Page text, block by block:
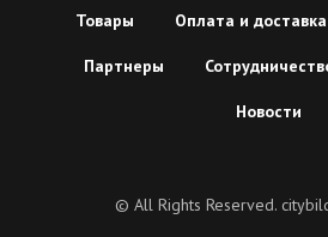
Товары Оплата и доставка
Партнеры
Новости
© All Rights Reserved.